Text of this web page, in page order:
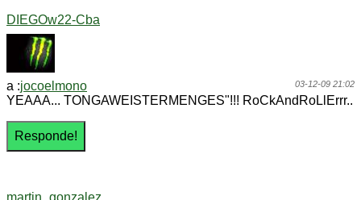
DIEGOw22-Cba
03-12-09 21:02
a :jocoelmono
YEAAA... TONGAWEISTERMENGES"!!! RoCkAndRoLlErrr..
martin_gonzalez